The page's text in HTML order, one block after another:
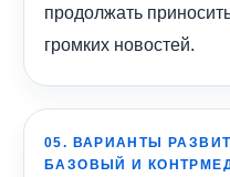
продолжать
громких новостей.
05. ВАРИАНТЫ
БАЗОВЫЙ И